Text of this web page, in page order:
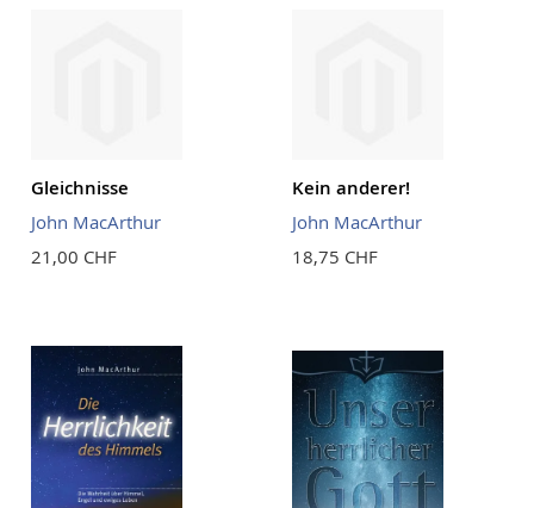
Gleichnisse
John MacArthur
21,00 CHF
Kein anderer!
John MacArthur
18,75 CHF